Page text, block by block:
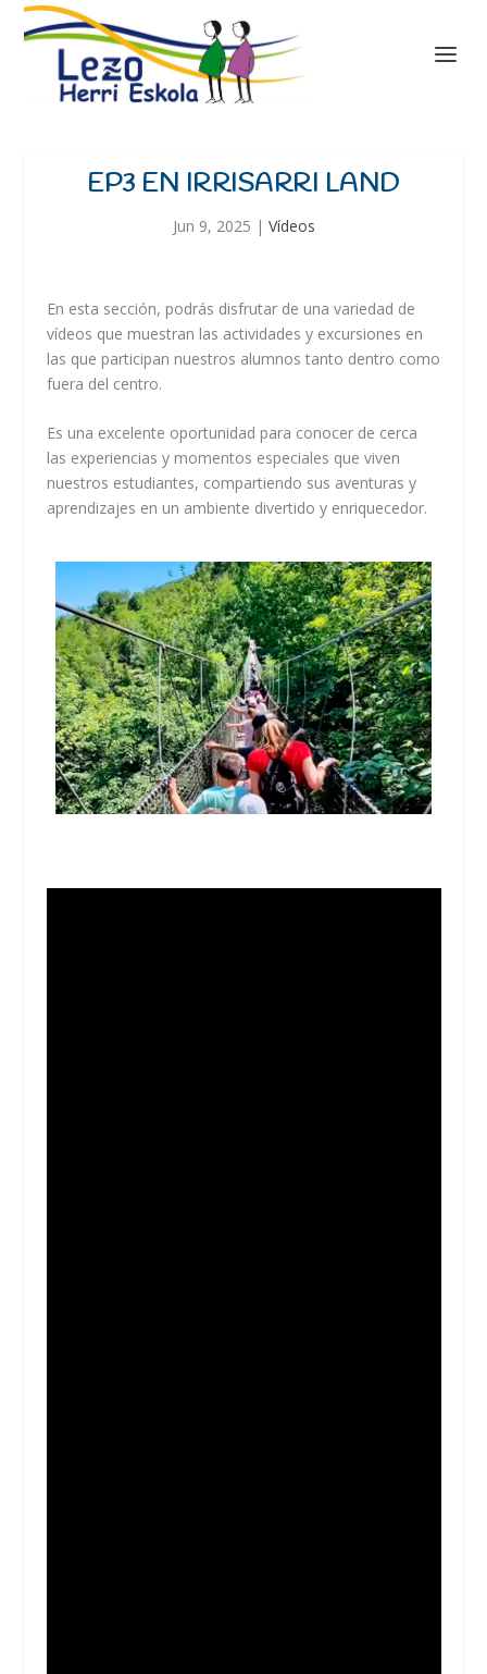
EP3 EN IRRISARRI LAND
Jun 9, 2025 | Vídeos
En esta sección, podrás disfrutar de una variedad de
vídeos que muestran las actividades y excursiones en
las que participan nuestros alumnos tanto dentro como
fuera del centro.
Es una excelente oportunidad para conocer de cerca
las experiencias y momentos especiales que viven
nuestros estudiantes, compartiendo sus aventuras y
aprendizajes en un ambiente divertido y enriquecedor.